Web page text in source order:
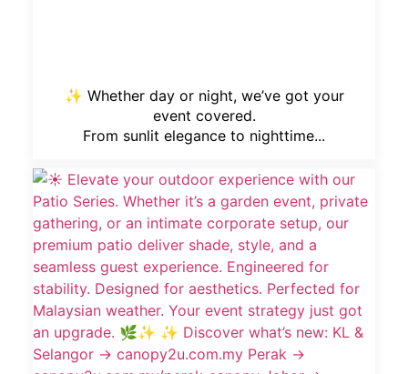
✨ Whether day or night, we’ve got your
event covered.
From sunlit elegance to nighttime...